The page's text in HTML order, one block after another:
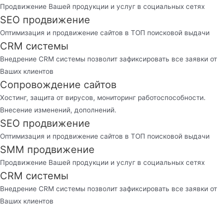
Продвижение Вашей продукции и услуг в социальных сетях
SEO продвижение
Оптимизация и продвижение сайтов в ТОП поисковой выдачи
CRM системы
Внедрение CRM системы позволит зафиксировать все заявки от
Ваших клиентов
Сопровождение сайтов
Хостинг, защита от вирусов, мониторинг работоспособности.
Внесение изменений, дополнений.
SEO продвижение
Оптимизация и продвижение сайтов в ТОП поисковой выдачи
SMM продвижение
Продвижение Вашей продукции и услуг в социальных сетях
CRM системы
Внедрение CRM системы позволит зафиксировать все заявки от
Ваших клиентов